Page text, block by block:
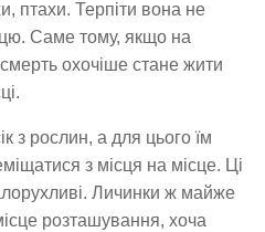
птахи. Терпіти вона не
Саме тому, якщо на
охочіше стане жити
з рослин, а для цього їм
з місця на місце. Ці
Личинки ж майже
розташування, хоча